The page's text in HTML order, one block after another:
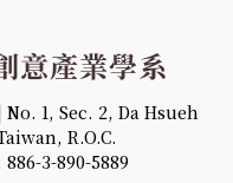
No. 1, Sec. 2, Da Hsueh
R.O.C.
886-3-890-5889